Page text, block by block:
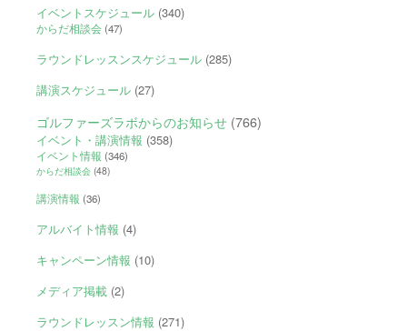
イベントスケジュール(340)
からだ相談会(47)
ラウンドレッスンスケジュール(285)
講演スケジュール(27)
ゴルファーズラボからのお知らせ(766)
イベント・講演情報 (358)
イベント情報 (346)
からだ相談会(48)
講演情報 (36)
アルバイト情報 (4)
キャンペーン情報 (10)
メディア掲載(2)
ラウンドレッスン情報 (271)